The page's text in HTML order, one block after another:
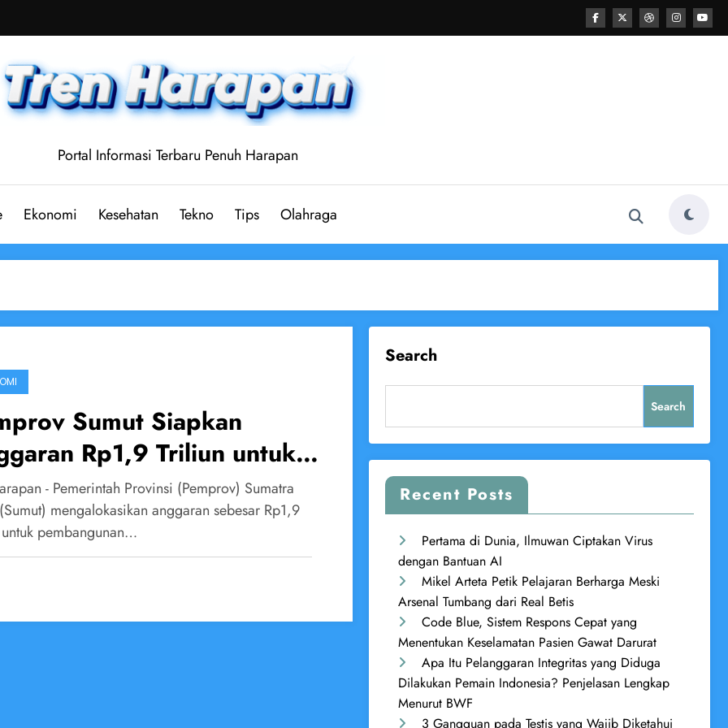
Portal Informasi Terbaru Penuh Harapan
Ekonomi Kesehatan Tekno Tips Olahraga
Sumut Siapkan
Rp1,9 Triliun untuk
2026
- Pemerintah Provinsi (Pemprov) Sumatra
mengalokasikan anggaran sebesar Rp1,9
pembangunan…
Search
Search
Recent Posts
Pertama di Dunia, Ilmuwan Ciptakan Virus
dengan Bantuan AI
Mikel Arteta Petik Pelajaran Berharga Meski
Arsenal Tumbang dari Real Betis
Code Blue, Sistem Respons Cepat yang
Menentukan Keselamatan Pasien Gawat Darurat
Apa Itu Pelanggaran Integritas yang Diduga
Dilakukan Pemain Indonesia? Penjelasan Lengkap
Menurut BWF
3 Gangguan pada Testis yang Wajib Diketahui